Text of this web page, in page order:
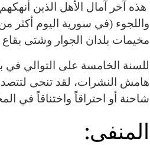
هذه آخر آمال الأهل الذين
واللجوء (في سورية اليوم أكثر من
مخيمات بلدان الجوار وشتى بقاع
للسنة الخامسة على التوالي في
هامش النشرات، لقد تنحى لتتصدر
شاحنة أو احتراقاً واختناقاً في
المنفى: